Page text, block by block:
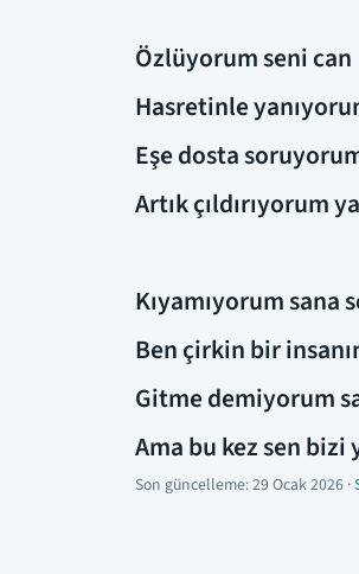
Özlüyorum seni can
Hasretinle
Eşe dosta
Artık çıldırıyorum
Kıyamıyorum sana
Ben çirkin bir
Gitme demiyorum
Ama bu kez sen bizi
Son güncelleme:29 Ocak 2026 ·